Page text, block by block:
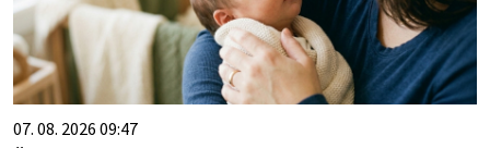
07. 08. 2026 09:47